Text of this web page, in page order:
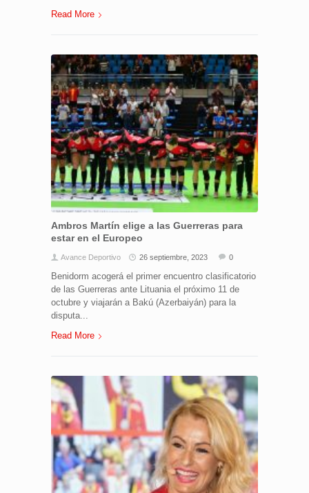
Read More
Ambros Martín elige a las Guerreras para
estar en el Europeo
Avance Deportivo 26 septiembre, 2023 0
Benidorm acogerá el primer encuentro clasificatorio
de las Guerreras ante Lituania el próximo 11 de
octubre y viajarán a Bakú (Azerbaiyán) para la
disputa...
Read More